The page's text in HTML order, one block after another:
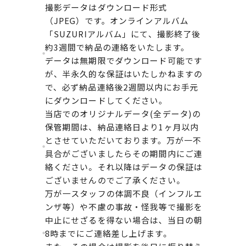
撮影データはダウンロード形式
（JPEG）です。オンラインアルバム
「SUZURIアルバム」にて、撮影終了後
約3週間で納品の連絡をいたします。
データは無期限でダウンロード可能です
が、半永久的な保証はいたしかねますの
で、必ず納品連絡後2週間以内にお手元
にダウンロードしてください。
当店でのオリジナルデータ(全データ)の
保管期間は、納品連絡日より1ヶ月以内
とさせていただいております。万が一不
具合がございましたらその期間内にご連
絡ください。それ以降はデータの保証は
ございませんのでご了承ください。
万が一スタッフの体調不良（インフルエ
ンザ等）や不慮の事故・怪我等で撮影を
中止にせざるを得ない場合は、当日の朝
8時までにご連絡差し上げます。